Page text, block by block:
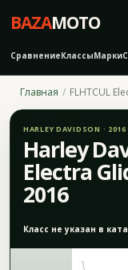
BAZAMOTO
СравнениеКлассыМарки
Главная FLHTCUL
HARLEY DAVIDSON ·
Harley
Electra
2016
Класс не указан в